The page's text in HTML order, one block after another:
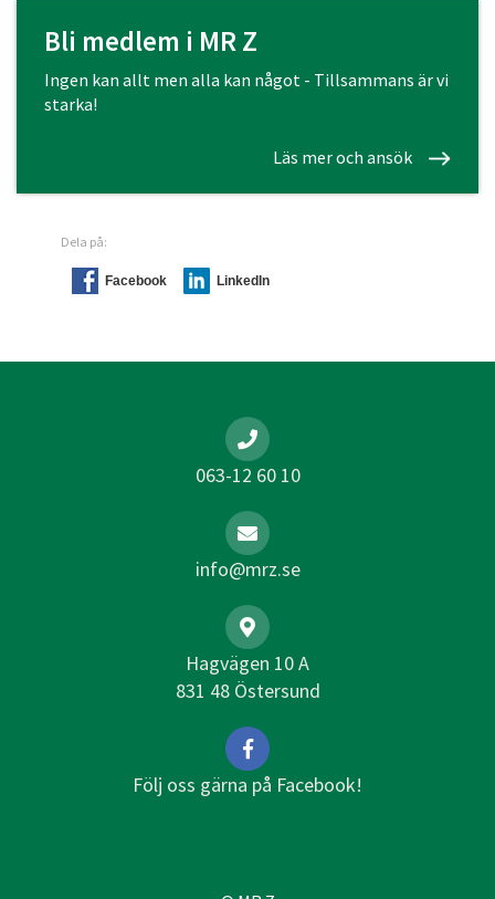
Bli medlem i MR Z
Ingen kan allt men alla kan något - Tillsammans är vi
starka!
Läs mer och ansök
Dela på:
Facebook LinkedIn
063-12 60 10
info@mrz.se
Hagvägen 10 A
831 48 Östersund
Följ oss gärna på Facebook!